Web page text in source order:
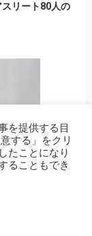
リート80人の
な障害が魅力
を提供する目
する」をクリ
たことになり
ることもでき